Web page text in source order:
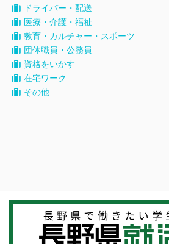
ドライバー・配送
医療・介護・福祉
教育・カルチャー・スポーツ
団体職員・公務員
資格をいかす
在宅ワーク
その他